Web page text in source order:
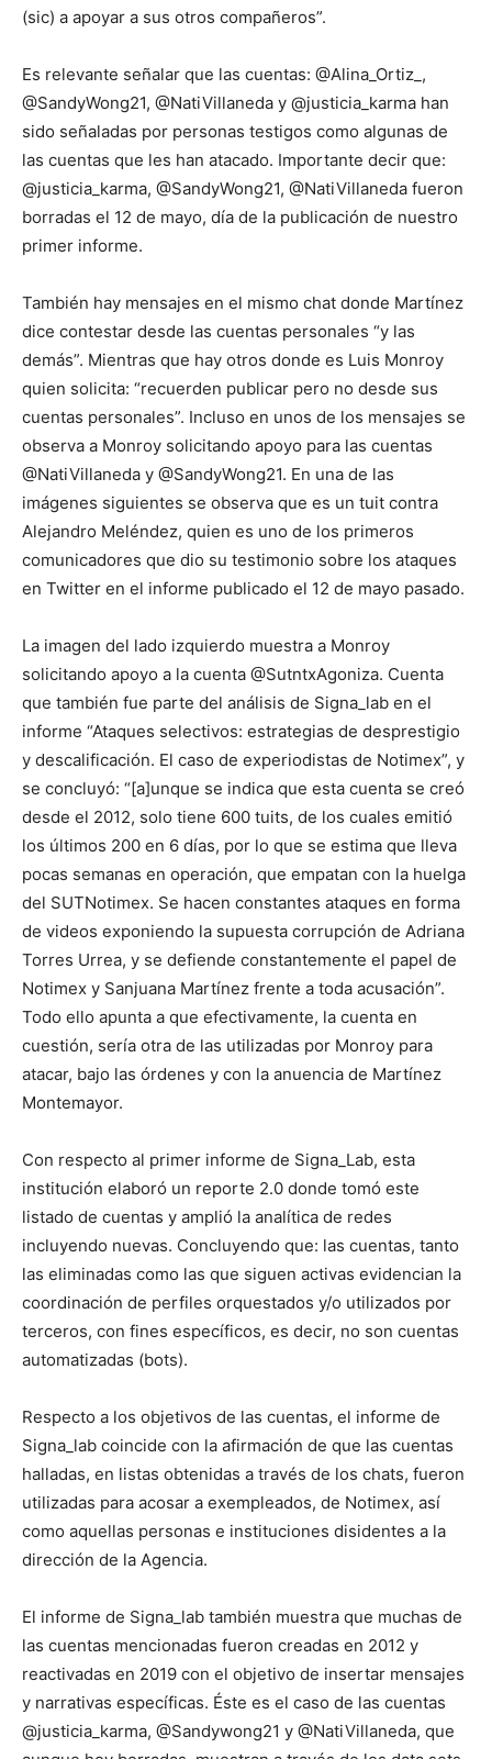
(sic) a apoyar a sus otros compañeros”.
Es relevante señalar que las cuentas: @Alina_Ortiz_,
@SandyWong21, @NatiVillaneda y @justicia_karma han
sido señaladas por personas testigos como algunas de
las cuentas que les han atacado. Importante decir que:
@justicia_karma, @SandyWong21, @NatiVillaneda fueron
borradas el 12 de mayo, día de la publicación de nuestro
primer informe.
También hay mensajes en el mismo chat donde Martínez
dice contestar desde las cuentas personales “y las
demás”. Mientras que hay otros donde es Luis Monroy
quien solicita: “recuerden publicar pero no desde sus
cuentas personales”. Incluso en unos de los mensajes se
observa a Monroy solicitando apoyo para las cuentas
@NatiVillaneda y @SandyWong21. En una de las
imágenes siguientes se observa que es un tuit contra
Alejandro Meléndez, quien es uno de los primeros
comunicadores que dio su testimonio sobre los ataques
en Twitter en el informe publicado el 12 de mayo pasado.
La imagen del lado izquierdo muestra a Monroy
solicitando apoyo a la cuenta @SutntxAgoniza. Cuenta
que también fue parte del análisis de Signa_lab en el
informe “Ataques selectivos: estrategias de desprestigio
y descalificación. El caso de experiodistas de Notimex”, y
se concluyó: “[a]unque se indica que esta cuenta se creó
desde el 2012, solo tiene 600 tuits, de los cuales emitió
los últimos 200 en 6 días, por lo que se estima que lleva
pocas semanas en operación, que empatan con la huelga
del SUTNotimex. Se hacen constantes ataques en forma
de videos exponiendo la supuesta corrupción de Adriana
Torres Urrea, y se defiende constantemente el papel de
Notimex y Sanjuana Martínez frente a toda acusación”.
Todo ello apunta a que efectivamente, la cuenta en
cuestión, sería otra de las utilizadas por Monroy para
atacar, bajo las órdenes y con la anuencia de Martínez
Montemayor.
Con respecto al primer informe de Signa_Lab, esta
institución elaboró un reporte 2.0 donde tomó este
listado de cuentas y amplió la analítica de redes
incluyendo nuevas. Concluyendo que: las cuentas, tanto
las eliminadas como las que siguen activas evidencian la
coordinación de perfiles orquestados y/o utilizados por
terceros, con fines específicos, es decir, no son cuentas
automatizadas (bots).
Respecto a los objetivos de las cuentas, el informe de
Signa_lab coincide con la afirmación de que las cuentas
halladas, en listas obtenidas a través de los chats, fueron
utilizadas para acosar a exempleados, de Notimex, así
como aquellas personas e instituciones disidentes a la
dirección de la Agencia.
El informe de Signa_lab también muestra que muchas de
las cuentas mencionadas fueron creadas en 2012 y
reactivadas en 2019 con el objetivo de insertar mensajes
y narrativas específicas. Éste es el caso de las cuentas
@justicia_karma, @Sandywong21 y @NatiVillaneda, que